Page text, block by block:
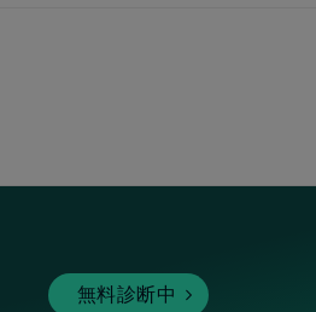
無料診断中